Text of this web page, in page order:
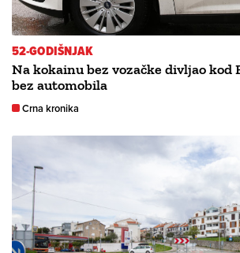
52-GODIŠNJAK
Na kokainu bez vozačke divljao kod
bez automobila
Crna kronika